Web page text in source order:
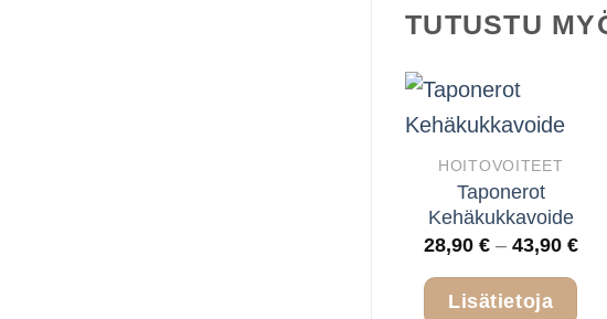
TUTUSTU
HOITOVOITEET
Taponerot
Kehäkukkavoide
28,90 € – 43,90 €
-
Lisätietoja